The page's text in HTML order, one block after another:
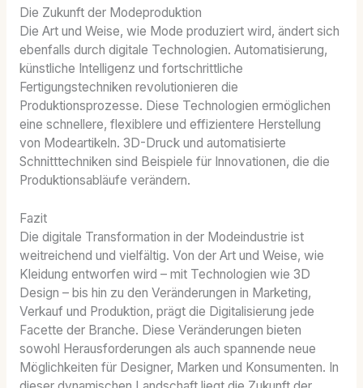
Die Zukunft der Modeproduktion
Die Art und Weise, wie Mode produziert wird, ändert sich
ebenfalls durch digitale Technologien. Automatisierung,
künstliche Intelligenz und fortschrittliche
Fertigungstechniken revolutionieren die
Produktionsprozesse. Diese Technologien ermöglichen
eine schnellere, flexiblere und effizientere Herstellung
von Modeartikeln. 3D-Druck und automatisierte
Schnitttechniken sind Beispiele für Innovationen, die die
Produktionsabläufe verändern.
Fazit
Die digitale Transformation in der Modeindustrie ist
weitreichend und vielfältig. Von der Art und Weise, wie
Kleidung entworfen wird – mit Technologien wie 3D
Design – bis hin zu den Veränderungen in Marketing,
Verkauf und Produktion, prägt die Digitalisierung jede
Facette der Branche. Diese Veränderungen bieten
sowohl Herausforderungen als auch spannende neue
Möglichkeiten für Designer, Marken und Konsumenten. In